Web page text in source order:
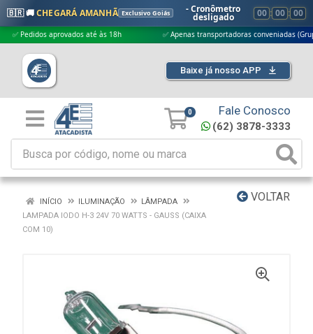
🇧🇷 🚚CHEGARÁ AMANHÃ Exclusivo Goiás - Cronômetro
desligado 00 : 00 : 00
aprovados até às 18h ✅ Apenas transportadoras conveniadas (Grupo G5)
Baixe já nosso APP
0 Fale Conosco
(62) 3878-3333
VOLTAR
INÍCIO ILUMINAÇÃO
LÂMPADA
LAMPADA IODO H-3 24V 70 WATTS - GAUSS (CAIXA
COM 10)